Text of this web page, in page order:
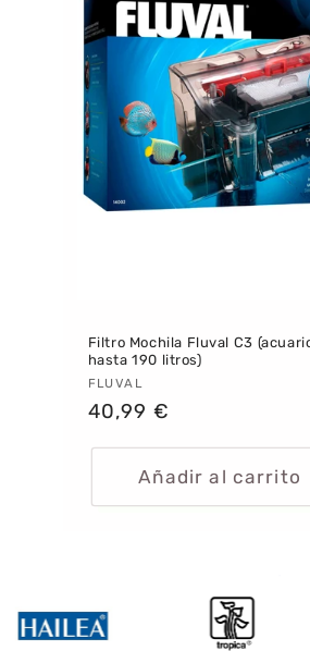
Filtro Mochila Fluval C3
hasta 190 litros)
Proveedor:
FLUVAL
Precio
40,99 €
Añadir al carrito